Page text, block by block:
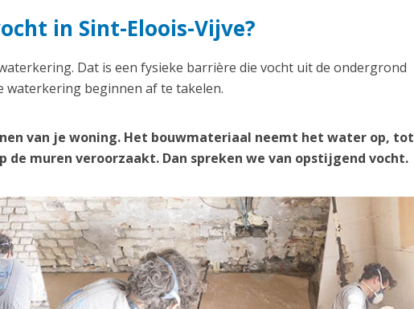
in Sint-Eloois-Vijve?
Dat is een fysieke barrière die vocht uit de ondergrond
waterkering beginnen af te takelen.
van je woning. Het bouwmateriaal neemt het water op, tot
muren veroorzaakt. Dan spreken we van opstijgend vocht.